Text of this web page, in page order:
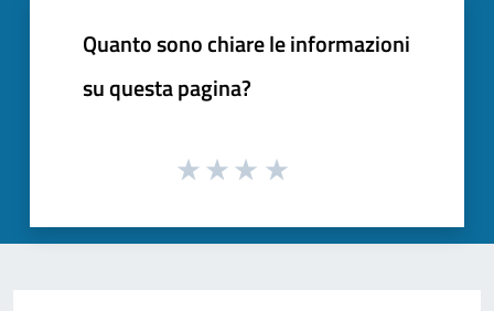
Quanto sono chiare le informazioni
su questa pagina?